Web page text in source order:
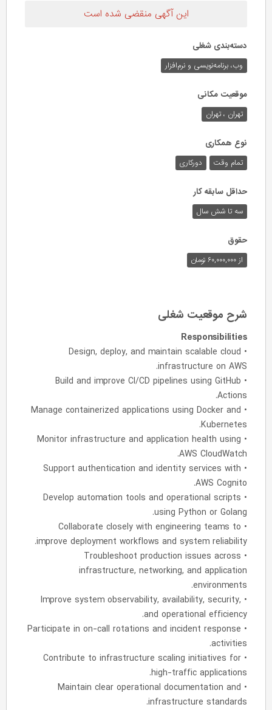
این آگهی منقضی شده است
دسته‌بندی شغلی
وب،‌ برنامه‌نویسی و نرم‌افزار
موقعیت مکانی
تهران ، تهران
نوع همکاری
تمام وقت دورکاری
حداقل سابقه کار
سه تا شش سال
حقوق
از ۶۰,۰۰۰,۰۰۰ تومان
شرح موقعیت شغلی
Responsibilities
• Design, deploy, and maintain scalable cloud
infrastructure on AWS.
• Build and improve CI/CD pipelines using GitHub
Actions.
• Manage containerized applications using Docker and
Kubernetes.
• Monitor infrastructure and application health using
AWS CloudWatch.
• Support authentication and identity services with
AWS Cognito.
• Develop automation tools and operational scripts
using Python or Golang.
• Collaborate closely with engineering teams to
improve deployment workflows and system reliability.
• Troubleshoot production issues across
infrastructure, networking, and application
environments.
• Improve system observability, availability, security,
and operational efficiency.
• Participate in on-call rotations and incident response
activities.
• Contribute to infrastructure scaling initiatives for
high-traffic applications.
• Maintain clear operational documentation and
infrastructure standards.